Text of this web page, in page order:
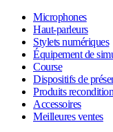
Microphones
Haut-parleurs
Stylets numériques
Équipement de
Course
Dispositifs de
Produits
Accessoires
Meilleures ventes